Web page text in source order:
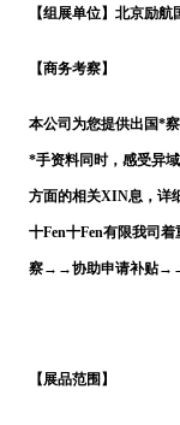
【组展单位】北京励
【商务考察】
本公司为您提供出国*
*手资料同时，感受异
方面的相关XIN息，详
十Fen十Fen有限我司着
察→→协助申请补贴
【展品范围】